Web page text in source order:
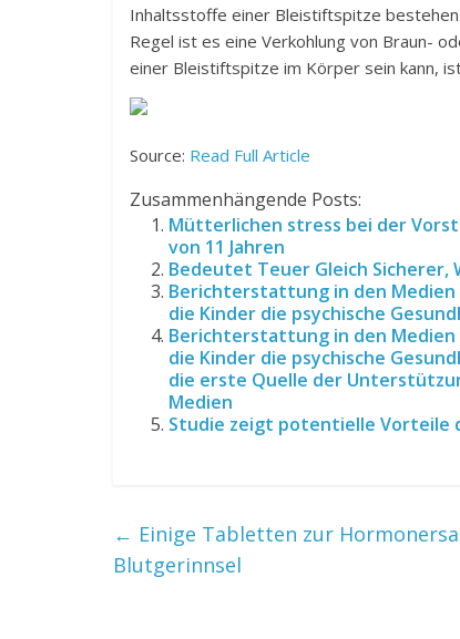
Inhaltsstoffe einer Bleistiftspitze
Regel ist es eine Verkohlung von Braun-
einer Bleistiftspitze im Körper sein kann,
Source: Read Full Article
Zusammenhängende Posts:
Mütterlichen stress bei der
von 11 Jahren
Bedeutet Teuer Gleich Sicherer,
Berichterstattung in den
die Kinder die psychische
Berichterstattung in den
die Kinder die psychische
die erste Quelle der
Medien
Studie zeigt potentielle Vorteile
← Einige Tabletten zur
Blutgerinnsel